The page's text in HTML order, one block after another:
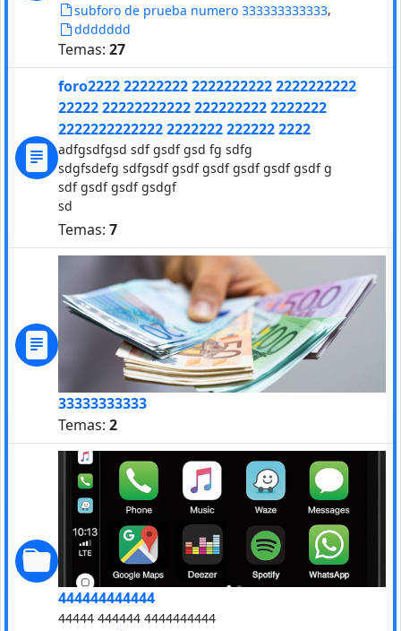
subforo de prueba numero 333333333333,
ddddddd
Temas: 27
foro2222 22222222 2222222222 2222222222
22222 22222222222 222222222 2222222
2222222222222 2222222 222222 2222
adfgsdfgsd sdf gsdf gsd fg sdfg
sdgfsdefg sdfgsdf gsdf gsdf gsdf gsdf gsdf g
sdf gsdf gsdf gsdgf
sd
Temas: 7
33333333333
Temas: 2
444444444444
44444 444444 4444444444